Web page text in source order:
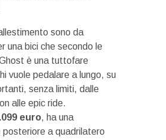
sono da
una bici che secondo le
è una tuttofare
vuole pedalare a lungo, su
senza limiti, dalle
alle epic ride.
euro, ha una
posteriore a quadrilatero